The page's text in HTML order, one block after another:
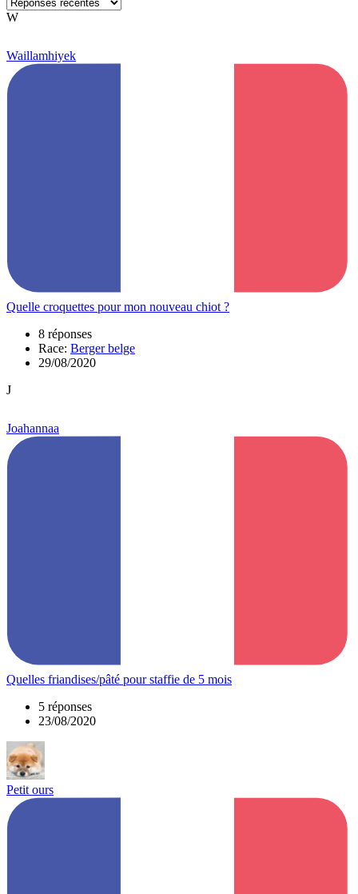
W
Waillamhiyek
Quelle croquettes pour mon nouveau chiot ?
8 réponses
Race: Berger belge
29/08/2020
J
Joahannaa
Quelles friandises/pâté pour staffie de 5 mois
5 réponses
23/08/2020
Petit ours